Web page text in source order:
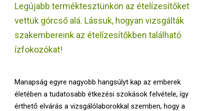
R
E
Legújabb terméktesztünkön az ételízesítőket
vettük górcső alá. Lássuk, hogyan vizsgálták
szakembereink az ételízesítőkben található
ízfokozókat!
Manapság egyre nagyobb hangsúlyt kap az emberek
életében a tudatosabb étkezési szokások felvétele, így
érthető elvárás a vizsgálólaborokkal szemben, hogy a